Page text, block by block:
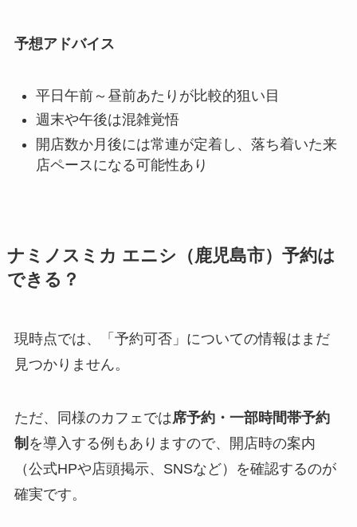
予想アドバイス
平日午前～昼前あたりが比較的狙い目
週末や午後は混雑覚悟
開店数か月後には常連が定着し、落ち着いた来
店ペースになる可能性あり
ナミノスミカ エニシ（鹿児島市）予約は
できる？
現時点では、「予約可否」についての情報はまだ
見つかりません。
ただ、同様のカフェでは席予約・一部時間帯予約
制 を導入する例もありますので、開店時の案内
（公式HPや店頭掲示、SNSなど）を確認するのが
確実です。